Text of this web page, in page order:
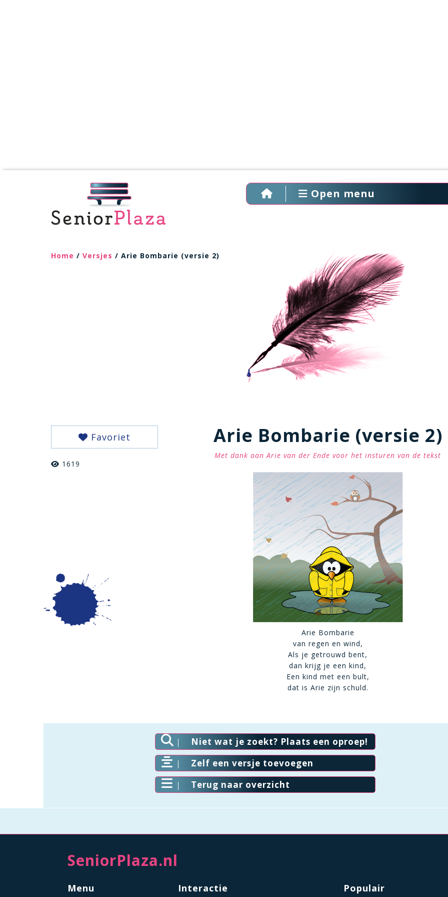
Open menu
Home / Versjes / Arie Bombarie (versie 2)
Favoriet
1619
Arie Bombarie (versie 2)
Met dank aan Arie van der Ende voor het insturen van de tekst
Arie Bombarie
van regen en wind,
Als je getrouwd bent,
dan krijg je een kind,
Een kind met een bult,
dat is Arie zijn schuld.
Niet wat je zoekt? Plaats een oproep!
Zelf een versje toevoegen
Terug naar overzicht
SeniorPlaza.nl
Menu Interactie Populair